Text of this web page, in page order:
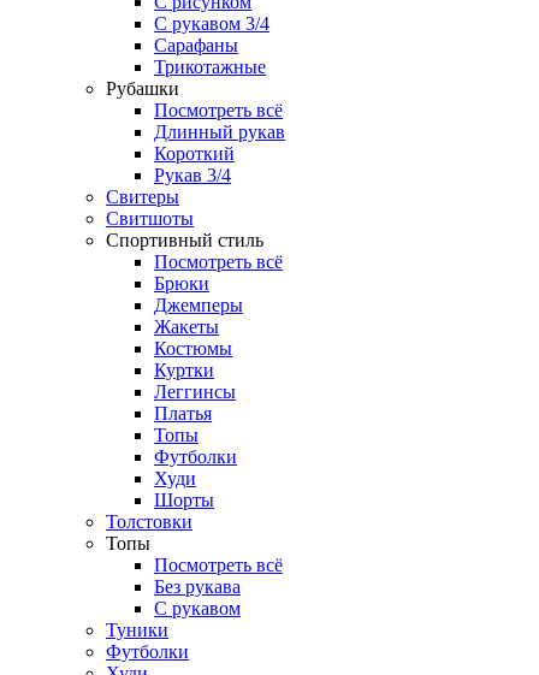
С рукавом 3/4
Сарафаны
Трикотажные
Рубашки
Посмотреть всё
Длинный рукав
Короткий
Рукав 3/4
Свитеры
Свитшоты
Спортивный стиль
Посмотреть всё
Брюки
Джемперы
Жакеты
Костюмы
Куртки
Леггинсы
Платья
Топы
Футболки
Худи
Шорты
Толстовки
Топы
Посмотреть всё
Без рукава
С рукавом
Туники
Футболки